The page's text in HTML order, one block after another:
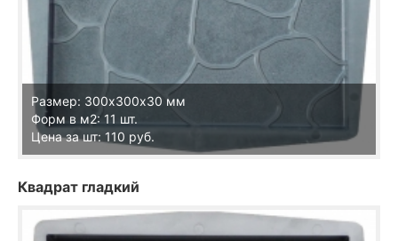
Размер: 300х300х30 мм
Форм в м2: 11 шт.
Цена за шт: 110 руб.
Квадрат гладкий